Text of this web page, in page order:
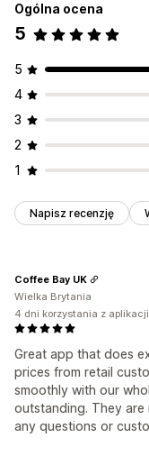
Ogólna ocena
5
5
4
3
2
1
Napisz recenzję
Great app that does
prices from retail
smoothly with our
outstanding. They
any questions or
Coffee Bay UK
Wielka Brytania
4 dni korzystania z aplikacji